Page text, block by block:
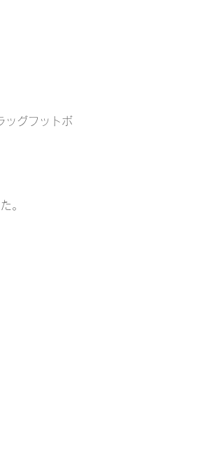
ッグフットボ
。